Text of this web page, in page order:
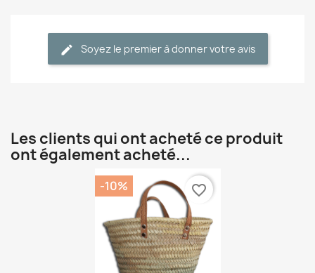
Soyez le premier à donner votre avis
Les clients qui ont acheté ce produit
ont également acheté...
-10% favorite_border